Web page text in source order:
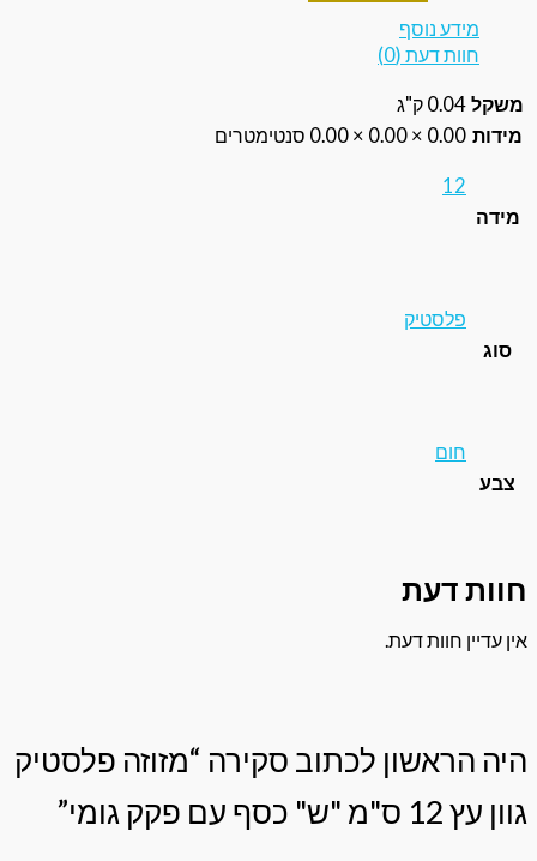
נוסף
דעת (0)
0.04 ק"ג
0.00 × 0.00 × 0.00 סנטימטרים
דעת
חוות דעת.
לכתוב סקירה “מזוזה פלסטיק
גומי”